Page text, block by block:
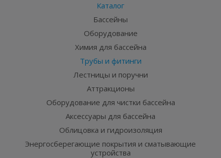
Каталог
Бассейны
Оборудование
Химия для бассейна
Трубы и фитинги
Лестницы и поручни
Аттракционы
Оборудование для чистки бассейна
Аксессуары для бассейна
Облицовка и гидроизоляция
Энергосберегающие покрытия и сматывающие
устройства